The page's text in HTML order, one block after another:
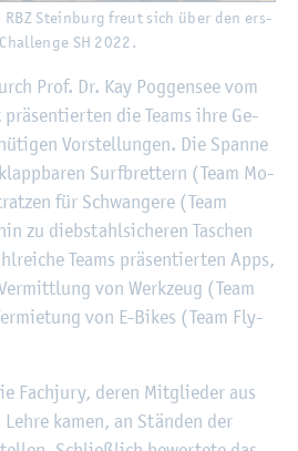
RBZ Stein­burg freut sich über den ers­
SH 2022.
Prof. Dr. Kay Pog­gen­see vom
prä­sen­tier­ten die Teams ihre Ge­
Vor­stel­lun­gen. Die Span­ne
Surf­bret­tern (Team Mo­
für Schwan­ge­re (Team
zu dieb­stahl­si­che­ren Ta­schen
Teams prä­sen­tier­ten Apps,
von Werk­zeug (Team
von E-Bikes (Team Fly­
Fach­ju­ry, deren Mit­glie­der aus
kamen, an Stän­den der